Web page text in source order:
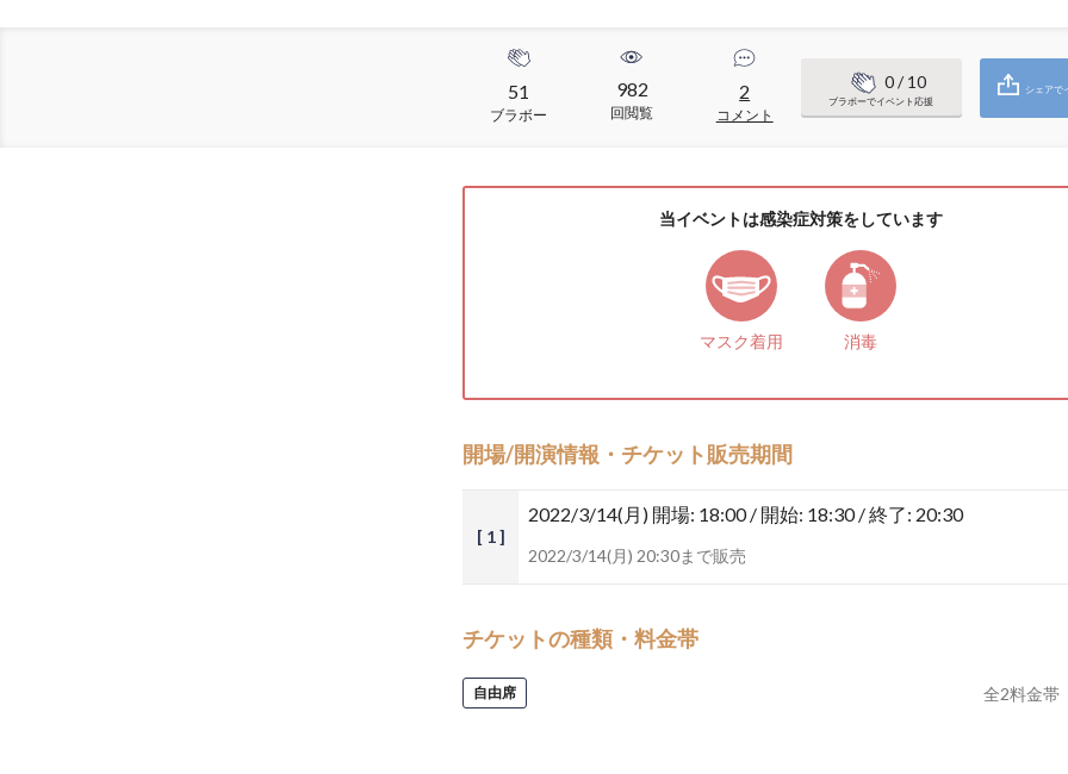
51
ブラボー
982
回閲覧
2
コメント
0/ 10
ブラボーでイベント応援
シェアで
当イベントは感染症対策をしています
マスク着用 消毒
開場/開演情報・チケット販売期間
[ 1 ]
2022/3/14(月) 開場: 18:00 / 開始: 18:30 / 終了: 20:30
2022/3/14(月) 20:30まで販売
チケットの種類・料金帯
自由席 全2料金帯